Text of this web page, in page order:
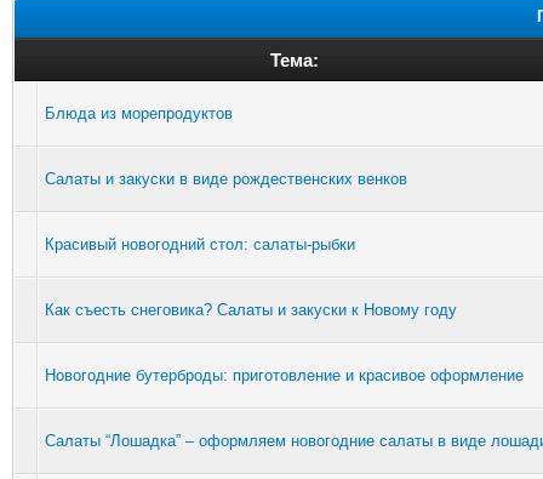
Тема:
Блюда из морепродуктов
Салаты и закуски в виде рождественских венков
Красивый новогодний стол: салаты-рыбки
Как съесть снеговика? Салаты и закуски к Новому году
Новогодние бутерброды: приготовление и красивое оформление
Салаты “Лошадка” – оформляем новогодние салаты в виде